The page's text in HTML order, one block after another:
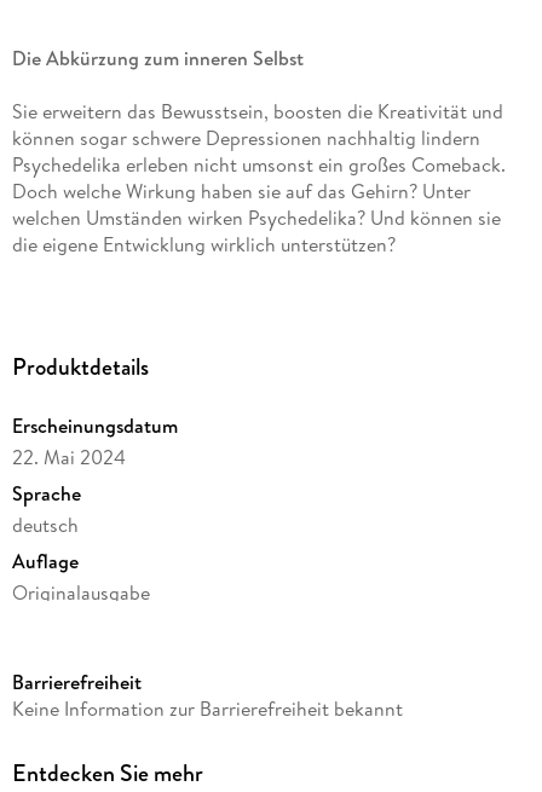
Die Abkürzung zum inneren Selbst
Sie erweitern das Bewusstsein, boosten die Kreativität und
können sogar schwere Depressionen nachhaltig lindern
Psychedelika erleben nicht umsonst ein großes Comeback.
Doch welche Wirkung haben sie auf das Gehirn? Unter
welchen Umständen wirken Psychedelika? Und können sie
die eigene Entwicklung wirklich unterstützen?
Erfahrungen und wie sie sein Leben im Eiltempo zum
Co. als Abkürzung zu mehr Lebensfreude, Freiheit und
Authentizität für sich nutzen. Seine Überzeugung:
Psychedelika sind echte Gamechanger für ein erfülltes,
glückliches Leben.
Produktdetails
Erscheinungsdatum
22. Mai 2024
Sprache
deutsch
Auflage
Originalausgabe
Autor/Autorin
Verlag/Hersteller
Barrierefreiheit
Keine Information zur Barrierefreiheit bekannt
Entdecken Sie mehr